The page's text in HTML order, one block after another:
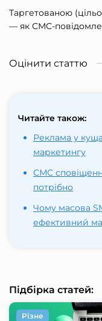
Таргетованою
— як СМС-
Оцінити статтю
Читайте також:
Реклама у
маркетингу
СМС
потрібно
Чому масова
ефективний
Підбірка статей:
Різне